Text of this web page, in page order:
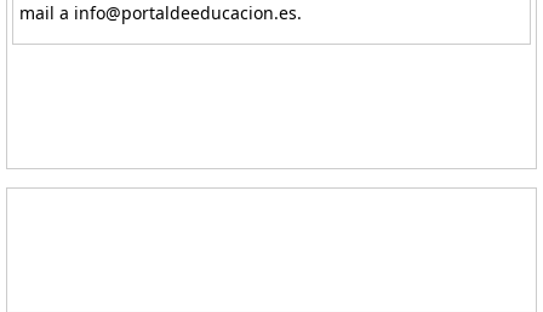
mail a info@portaldeeducacion.es.